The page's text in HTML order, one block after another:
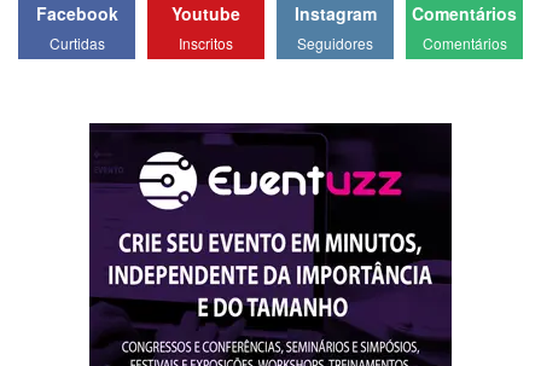
Facebook
Curtidas
Youtube
Inscritos
Instagram
Seguidores
Comentários
Comentários